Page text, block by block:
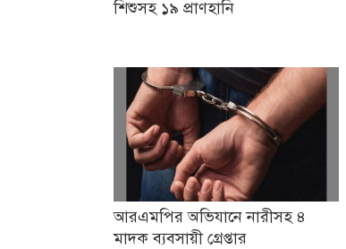
শিশুসহ ১৯ প্রাণহানি
আরএমপির অভিযানে নারীসহ ৪
মাদক ব্যবসায়ী গ্রেপ্তার